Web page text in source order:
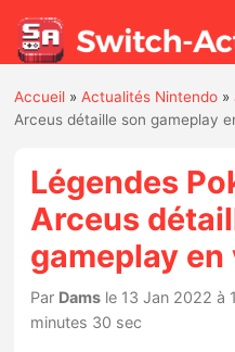
Actualités
Jeux
Hardware
Accueil »Actualités Nintendo »
Arceus détaille son gameplay
Légendes
Arceus
gameplay en
Par Dams le 13 Jan 2022 à
minutes 30 sec